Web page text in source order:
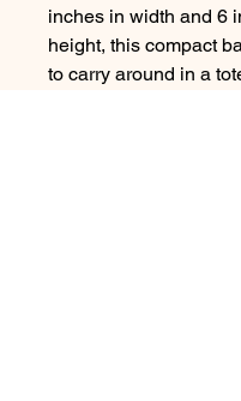
inches in width and 6
height, this compact
to carry around in a